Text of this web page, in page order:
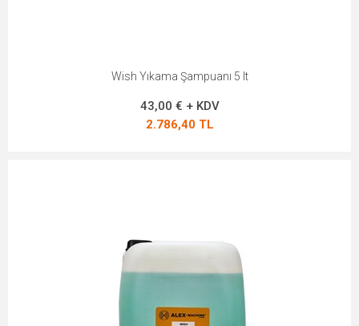
Wish Yıkama Şampuanı 5 lt
43,00 € + KDV
2.786,40 TL